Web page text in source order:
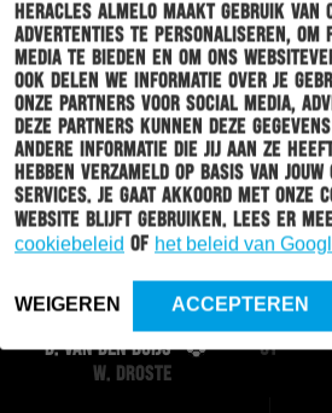
Heracles Almelo maakt gebruik van
advertenties te personaliseren, om
media te bieden en om ons
Ook delen we informatie over je
onze partners voor social media,
Deze partners kunnen deze
andere informatie die jij aan ze
hebben verzameld op basis van jouw
services. Je gaat akkoord met onze
website blijft gebruiken. Lees er
cookiebeleid of het beleid van
WEIGEREN ACCEPTEREN
80'
J. KONINGS
L. DUARTE
63'
63'
D. VAN DEN BUIJS
W. DROSTE
61'